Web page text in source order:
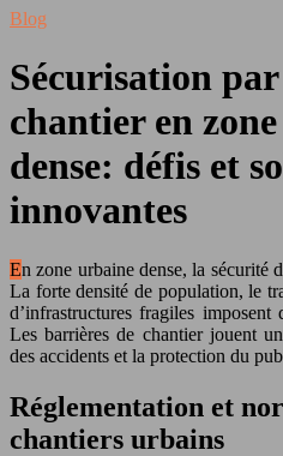
Blog
Sécurisation
chantier en
dense: défis et
innovantes
En zone urbaine dense, la sécurité des chantiers est un enjeu majeur.
La forte densité de population, le
d’infrastructures fragiles imposent
Les barrières de chantier jouent
des accidents et la protection du
Réglementation et
chantiers urbains